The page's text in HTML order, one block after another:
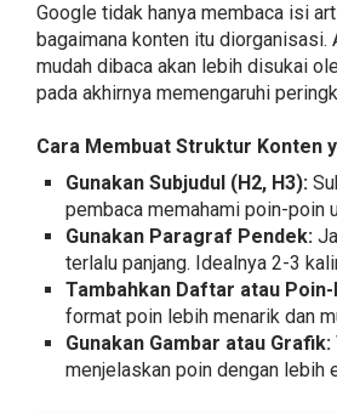
Google tidak hanya membaca isi
bagaimana konten itu diorganisasi.
mudah dibaca akan lebih disukai
pada akhirnya memengaruhi
Cara Membuat Struktur Konten
Gunakan Subjudul (H2, H3):
pembaca memahami poin-poin
Gunakan Paragraf Pendek:
terlalu panjang. Idealnya 2-3
Tambahkan Daftar atau
format poin lebih menarik dan
Gunakan Gambar atau Grafik:
menjelaskan poin dengan lebih